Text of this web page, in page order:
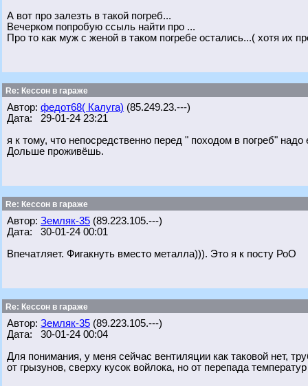
А вот про залезть в такой погреб...
Вечерком попробую ссыль найти про ...
Про то как муж с женой в таком погребе остались...( хотя их
Re: Кессон в гараже
Автор: федот68( Калуга) (85.249.23.---)
Дата: 29-01-24 23:21
я к тому, что непосредственно перед " походом в погреб" надо
Дольше проживёшь.
Re: Кессон в гараже
Автор: Земляк-35 (89.223.105.---)
Дата: 30-01-24 00:01
Впечатляет. Фигакнуть вместо металла))). Это я к посту РоО
Re: Кессон в гараже
Автор: Земляк-35 (89.223.105.---)
Дата: 30-01-24 00:04
Для понимания, у меня сейчас вентиляции как таковой нет,
от грызунов, сверху кусок войлока, но от перепада